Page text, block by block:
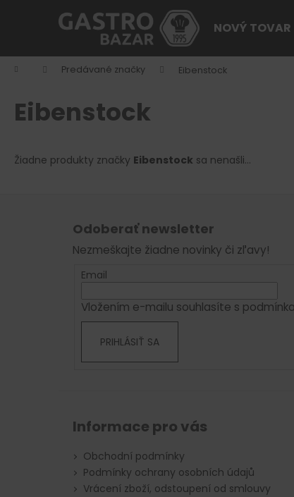
NOVÝ TOVAR
Domov Predávané značky Eibenstock
Eibenstock
Žiadne produkty značky Eibenstock sa nenašli...
í
do
obchodu
do
obchodu
Odoberať newsletter
Nezmeškajte žiadne novinky či zľavy!
Email
Vložením e-mailu souhlasíte s
PRIHLÁSIŤ SA
Informace pro vás
Obchodní podmínky
Podmínky ochrany osobních údajů
Vrácení zboží, odstoupení od smlouvy